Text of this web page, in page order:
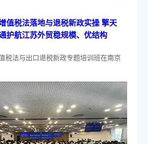
值税法落地与退税新政实操 擎天
护航江苏外贸稳规模、优结构
税法与出口退税新政专题培训班在南京